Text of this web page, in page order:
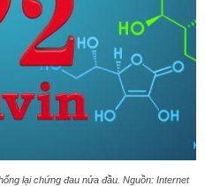
lại chứng đau nửa đầu. Nguồn: Internet